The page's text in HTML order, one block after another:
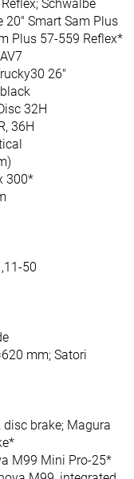
Schwalbe
20" Smart Sam Plus
Plus 57-559 Reflex*
26"
32H
36H
300*
50
mm; Satori
disc brake; Magura
M99 Mini Pro-25*